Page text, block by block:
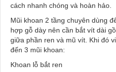
cách nhanh chóng và hoàn hảo.
Mũi khoan 2 tầng chuyên dùng
hợp gỗ dày nên cần bắt vít dài
giữa phần ren và mũ vít. Khi đó
đến 3 mũi khoan:
Khoan lỗ bắt ren